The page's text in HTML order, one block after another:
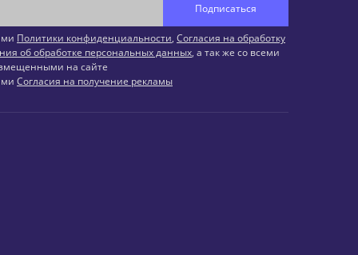
Подписаться
Политики конфиденциальности, Согласия на обработку
об обработке персональных данных, а так же со всеми
на сайте
Согласия на получение рекламы